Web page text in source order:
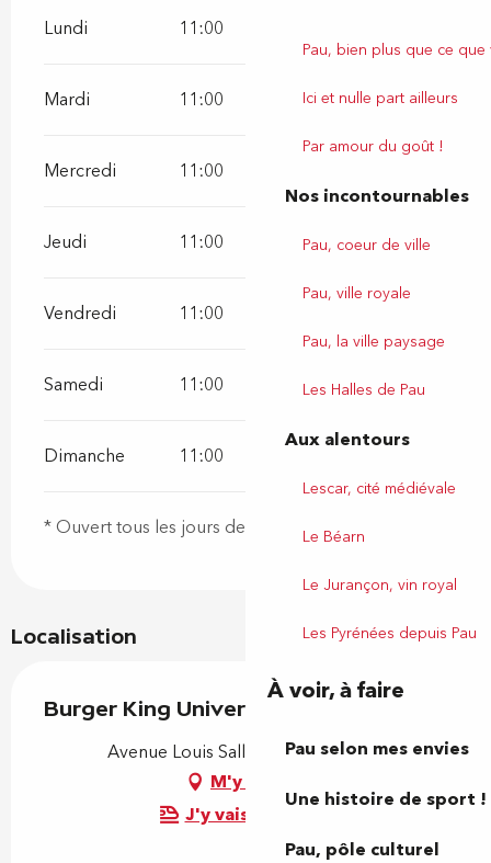
Pau, bien plus que ce
Ici et nulle part ailleurs
Par amour du goût !
Nos incontournables
Pau, coeur de ville
Pau, ville royale
Pau, la ville paysage
Les Halles de Pau
Aux alentours
Lescar, cité médiévale
Le Béarn
Le Jurançon, vin royal
Les Pyrénées depuis Pau
À voir, à faire
Pau selon mes envies
Une histoire de sport !
Pau, pôle culturel
Lundi 11:00
Mardi 11:00 23:00
Mercredi 11:00
Jeudi 11:00 23:00
Vendredi 11:00
Samedi 11:00 23:00
Dimanche 11:00
* Ouvert tous les jours de 11h à 23h
Localisation
Burger King Université
Avenue Louis Sallenave, 64000 Pau
M'y rendre
J'y vais en train !